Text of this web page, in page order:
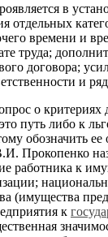
в
отдельных
времени и
труда;
договора;
и
о
путь либо к
обозначить
Прокопенко
работника к
(имущества
к